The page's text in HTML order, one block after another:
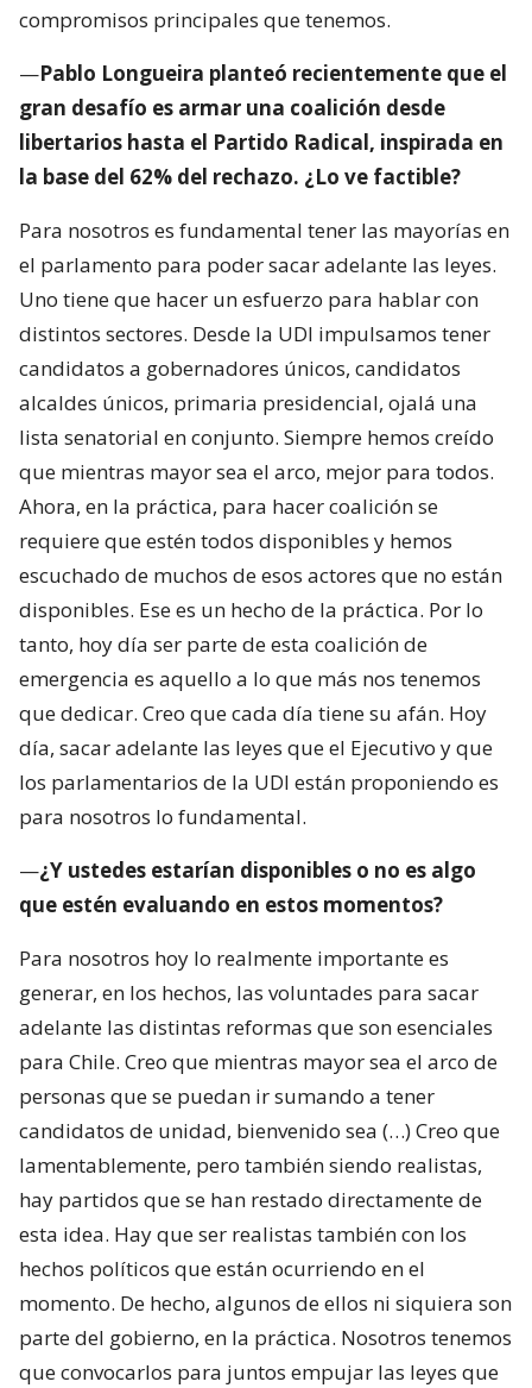
compromisos principales que tenemos.
—Pablo Longueira planteó recientemente que el
gran desafío es armar una coalición desde
libertarios hasta el Partido Radical, inspirada en
la base del 62% del rechazo. ¿Lo ve factible?
Para nosotros es fundamental tener las mayorías en
el parlamento para poder sacar adelante las leyes.
Uno tiene que hacer un esfuerzo para hablar con
distintos sectores. Desde la UDI impulsamos tener
candidatos a gobernadores únicos, candidatos
alcaldes únicos, primaria presidencial, ojalá una
lista senatorial en conjunto. Siempre hemos creído
que mientras mayor sea el arco, mejor para todos.
Ahora, en la práctica, para hacer coalición se
requiere que estén todos disponibles y hemos
escuchado de muchos de esos actores que no están
disponibles. Ese es un hecho de la práctica. Por lo
tanto, hoy día ser parte de esta coalición de
emergencia es aquello a lo que más nos tenemos
que dedicar. Creo que cada día tiene su afán. Hoy
día, sacar adelante las leyes que el Ejecutivo y que
los parlamentarios de la UDI están proponiendo es
para nosotros lo fundamental.
—¿Y ustedes estarían disponibles o no es algo
que estén evaluando en estos momentos?
Para nosotros hoy lo realmente importante es
generar, en los hechos, las voluntades para sacar
adelante las distintas reformas que son esenciales
para Chile. Creo que mientras mayor sea el arco de
personas que se puedan ir sumando a tener
candidatos de unidad, bienvenido sea (…) Creo que
lamentablemente, pero también siendo realistas,
hay partidos que se han restado directamente de
esta idea. Hay que ser realistas también con los
hechos políticos que están ocurriendo en el
momento. De hecho, algunos de ellos ni siquiera son
parte del gobierno, en la práctica. Nosotros tenemos
que convocarlos para juntos empujar las leyes que